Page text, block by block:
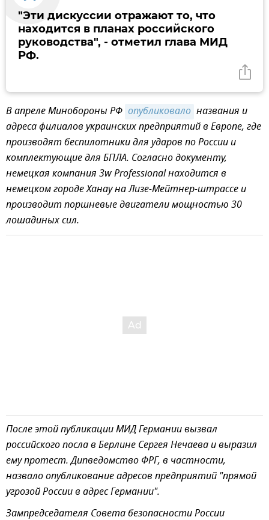
"Эти дискуссии отражают то, что
находится в планах российского
руководства", - отметил глава МИД
РФ.
В апреле Минобороны РФ опубликовало названия и
адреса филиалов украинских предприятий в Европе, где
производят беспилотники для ударов по России и
комплектующие для БПЛА. Согласно документу,
немецкая компания 3w Professional находится в
немецком городе Ханау на Лизе-Мейтнер-штрассе и
производит поршневые двигатели мощностью 30
лошадиных сил.
После этой публикации МИД Германии вызвал
российского посла в Берлине Сергея Нечаева и выразил
ему протест. Дипведомство ФРГ, в частности,
назвало опубликование адресов предприятий "прямой
угрозой России в адрес Германии".
Зампредседателя Совета безопасности России